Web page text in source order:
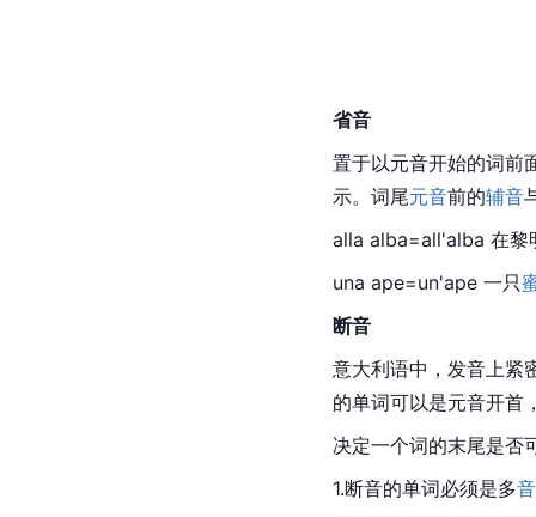
省音
置于以元音开始的词前
示。词尾元音前的辅音
alla alba=all'alba 在黎
una ape=un'ape 一只
断音
意大利语中，发音上紧
的单词可以是元音开首
决定一个词的末尾是否
1.断音的单词必须是多